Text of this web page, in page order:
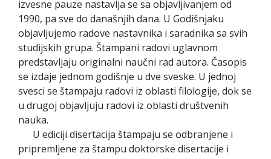
izvesne pauze nastavlja se sa objavljivanjem od
1990, pa sve do današnjih dana. U Godišnjaku
objavljujemo radove nastavnika i saradnika sa svih
studijskih grupa. Štampani radovi uglavnom
predstavljaju originalni naučni rad autora. Časopis
se izdaje jednom godišnje u dve sveske. U jednoj
svesci se štampaju radovi iz oblasti filologije, dok se
u drugoj objavljuju radovi iz oblasti društvenih
nauka.
U ediciji disertacija štampaju se odbranjene i
pripremljene za štampu doktorske disertacije i